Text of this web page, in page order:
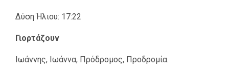
Δύση Ήλιου: 17:22
Γιορτάζουν
Ιωάννης, Ιωάννα, Πρόδρομος, Προδρομία.